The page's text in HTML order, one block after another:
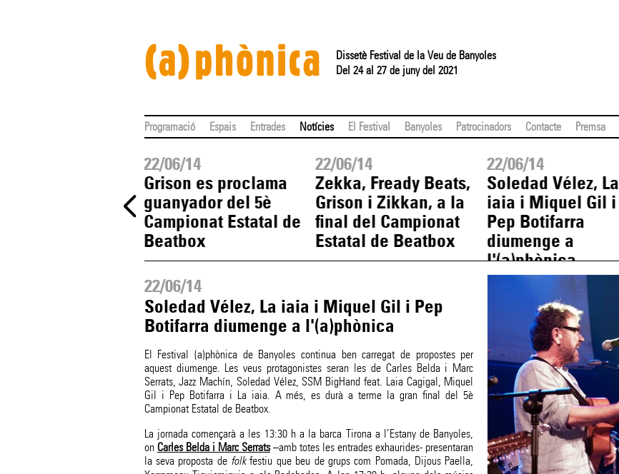
Dissetè Festival de la Veu de Banyoles
Del 24 al 27 de juny del 2021
Programació Espais Entrades Notícies El Festival Banyoles Patrocinadors Contacte Premsa
22/06/14
Grison es proclama
guanyador del 5è
Campionat Estatal de
Beatbox
22/06/14
Zekka, Fready Beats,
Grison i Zikkan, a la
final del Campionat
Estatal de Beatbox
22/06/14
Soledad Vélez, La
iaia i Miquel Gil i
Pep Botifarra
diumenge a
l'(a)phònica
22/06/14
Soledad Vélez, La iaia i Miquel Gil i Pep
Botifarra diumenge a l'(a)phònica
El Festival (a)phònica de Banyoles continua ben carregat de propostes per
aquest diumenge. Les veus protagonistes seran les de Carles Belda i Marc
Serrats, Jazz Machín, Soledad Vélez, SSM BigHand feat. Laia Cagigal, Miquel
Gil i Pep Botifarra i La iaia. A més, es durà a terme la gran final del 5è
Campionat Estatal de Beatbox.
La jornada començarà a les 13:30 h a la barca Tirona a l’Estany de Banyoles,
on Carles Belda i Marc Serrats–amb totes les entrades exhaurides- presentaran
la seva proposta de folkfestiu que beu de grups com Pomada, Dijous Paella,